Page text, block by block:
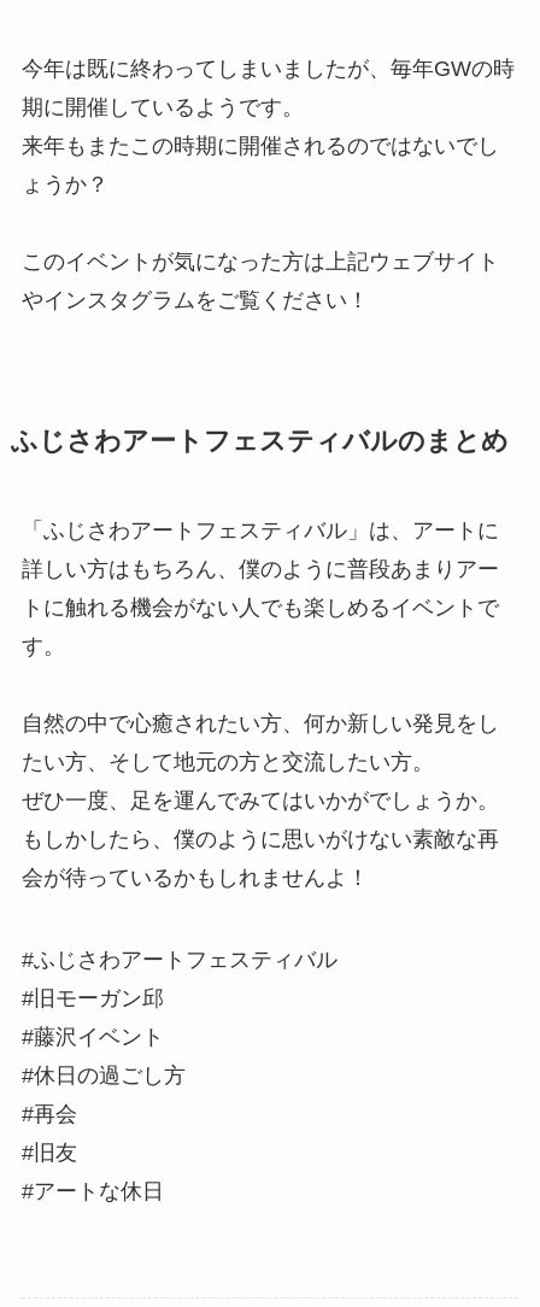
今年は既に終わってしまいましたが、毎年GWの時
期に開催しているようです。
来年もまたこの時期に開催されるのではないでし
ょうか？
このイベントが気になった方は上記ウェブサイト
やインスタグラムをご覧ください！
ふじさわアートフェスティバルのまとめ
「ふじさわアートフェスティバル」は、アートに
詳しい方はもちろん、僕のように普段あまりアー
トに触れる機会がない人でも楽しめるイベントで
す。
自然の中で心癒されたい方、何か新しい発見をし
たい方、そして地元の方と交流したい方。
ぜひ一度、足を運んでみてはいかがでしょうか。
もしかしたら、僕のように思いがけない素敵な再
会が待っているかもしれませんよ！
#ふじさわアートフェスティバル
#旧モーガン邱
#藤沢イベント
#休日の過ごし方
#再会
#旧友
#アートな休日